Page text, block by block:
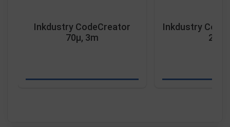
Inkdustry CodeCreator
70µ, 3m
Inkdustry
2,5m